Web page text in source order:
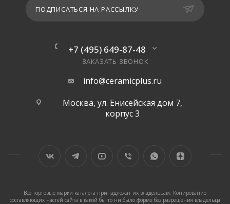
ПОДПИСАТЬСЯ НА РАССЫЛКУ
+7 (495) 649-87-48
ЗАКАЗАТЬ ЗВОНОК
info@ceramicplus.ru
Москва, ул. Енисейская дом 7,
корпус 3
Все торговые марки каталога принадлежат их владельцам. Копирование
составляющих частей сайта в какой бы то ни было форме без разрешения владельца